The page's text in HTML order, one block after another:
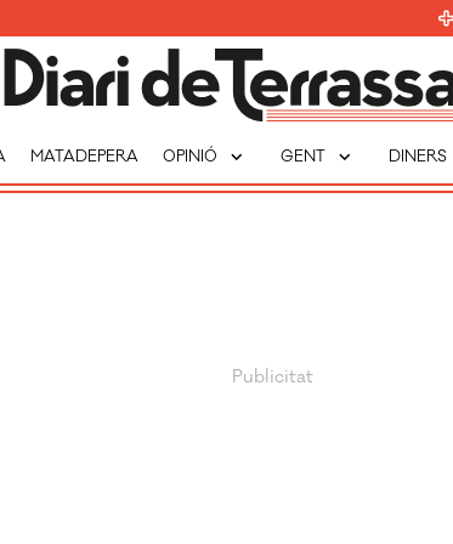
MATADEPERA OPINIÓ expand_more GENT expand_more DINERS